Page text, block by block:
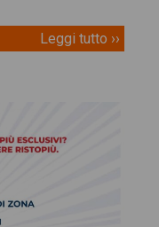
Leggi tutto ››